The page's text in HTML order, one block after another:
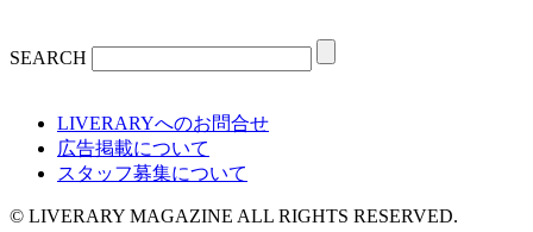
SEARCH
LIVERARYへのお問合せ
広告掲載について
スタッフ募集について
© LIVERARY MAGAZINE ALL RIGHTS RESERVED.